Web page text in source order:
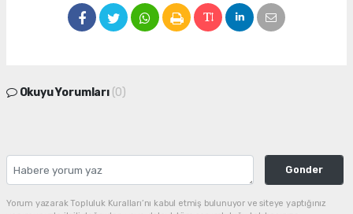
Okuyu Yorumları (0)
Gonder
Yorum yazarak Topluluk Kuralları’nı kabul etmiş bulunuyor ve siteye yaptığınız